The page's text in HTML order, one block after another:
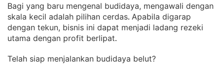
Bagi yang baru mengenal budidaya, mengawali dengan
skala kecil adalah pilihan cerdas. Apabila digarap
dengan tekun, bisnis ini dapat menjadi ladang rezeki
utama dengan profit berlipat.
Telah siap menjalankan budidaya belut?